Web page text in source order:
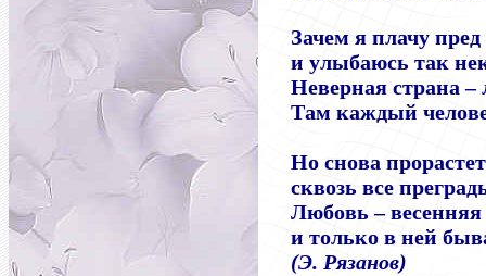
Зачем я плачу пред
и улыбаюсь так
Неверная страна–
Там каждый
Но снова
сквозь все
Любовь–весенняя
и только в ней
(Э. Рязанов)